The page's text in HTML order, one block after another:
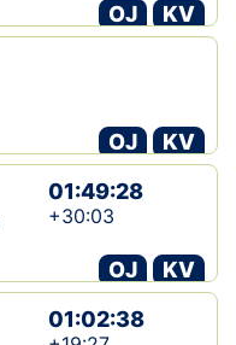
OJ
KV
OJ
KV
01:49:28
+30:03
OJ
KV
01:02:38